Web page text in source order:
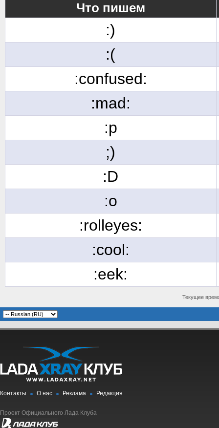
Что пишем
:)
:(
:confused:
:mad:
:p
;)
:D
:o
:rolleyes:
:cool:
:eek:
Текущее
Контакты О нас Реклама Редакция
Проект Официального Лада Клуба